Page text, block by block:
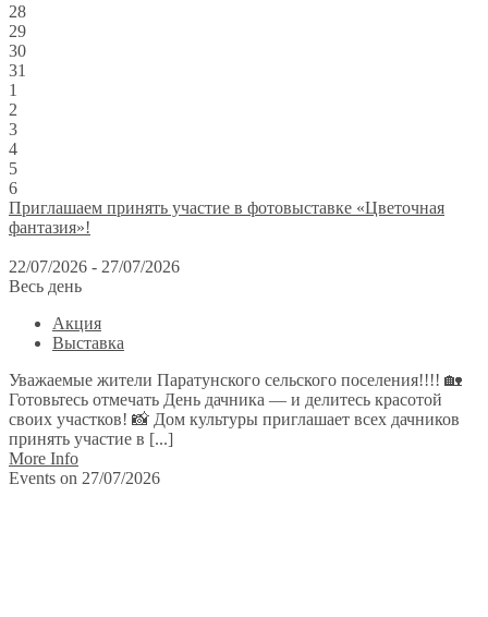
28
29
30
31
1
2
3
4
5
6
Приглашаем принять участие в фотовыставке «Цветочная
фантазия»!
22/07/2026 - 27/07/2026
Весь день
Акция
Выставка
Уважаемые жители Паратунского сельского поселения!!!! 🏡
Готовьтесь отмечать День дачника — и делитесь красотой
своих участков! 📸 Дом культуры приглашает всех дачников
принять участие в [...]
More Info
Events on 27/07/2026